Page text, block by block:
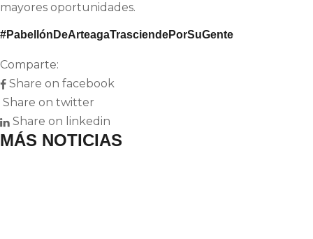
mayores oportunidades.
#PabellónDeArteagaTrasciendePorSuGente
Comparte:
Share on facebook
Share on twitter
Share on linkedin
MÁS NOTICIAS